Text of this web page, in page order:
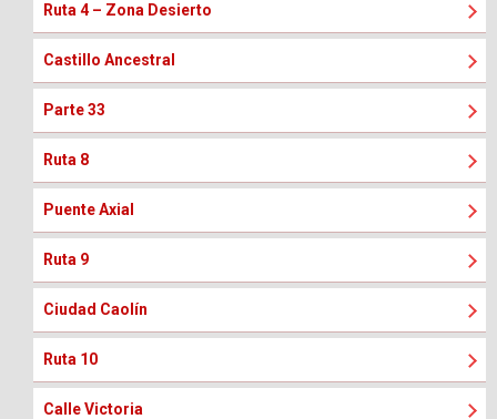
Ruta 4 – Zona Desierto
Castillo Ancestral
Parte 33
Ruta 8
Puente Axial
Ruta 9
Ciudad Caolín
Ruta 10
Calle Victoria